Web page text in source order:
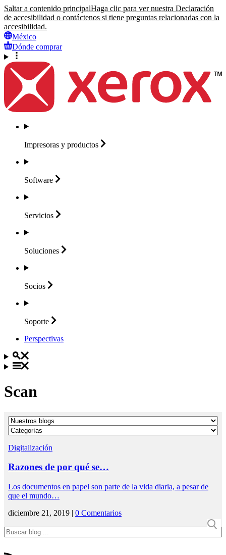
Saltar a contenido principalHaga clic para ver nuestra Declaración
de accesibilidad o contáctenos si tiene preguntas relacionadas con la
accesibilidad.
México
Dónde comprar
Impresoras y productos
Software
Servicios
Soluciones
Socios
Soporte
Perspectivas
Scan
Digitalización
Razones de por qué se…
Los documentos en papel son parte de la vida diaria, a pesar de
que el mundo…
diciembre 21, 2019 | 0 Comentarios